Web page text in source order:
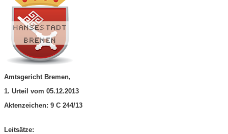
Amtsgericht Bremen,
1. Urteil vom 05.12.2013
Aktenzeichen: 9 C 244/13
Leitsätze: